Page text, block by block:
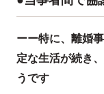
ーー特に、離婚
定な生活が続き
うです